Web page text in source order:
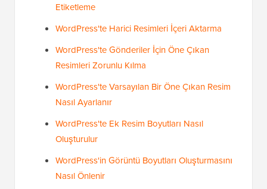
Etiketleme
WordPress'te Harici Resimleri İçeri Aktarma
WordPress'te Gönderiler İçin Öne Çıkan
Resimleri Zorunlu Kılma
WordPress'te Varsayılan Bir Öne Çıkan Resim
Nasıl Ayarlanır
WordPress'te Ek Resim Boyutları Nasıl
Oluşturulur
WordPress'in Görüntü Boyutları Oluşturmasını
Nasıl Önlenir